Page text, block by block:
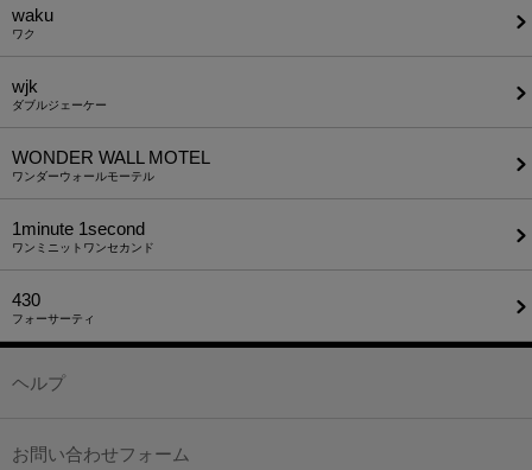
waku
ワク
wjk
ダブルジェーケー
WONDER WALL MOTEL
ワンダーウォールモーテル
1minute​ 1second
ワンミニットワンセカンド
430
フォーサーティ
ヘルプ
お問い合わせフォーム